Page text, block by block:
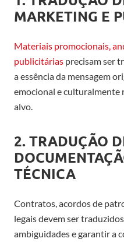
MARKETING E
Materiais promocionais,
publicitárias precisam ser
a essência da mensagem
emocional e culturalmente
alvo.
2. TRADUÇÃO
TÉCNICA
Contratos, acordos de
legais devem ser
ambiguidades e garantir a